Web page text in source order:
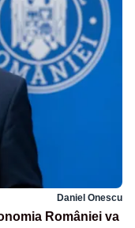
Daniel Onescu
României va